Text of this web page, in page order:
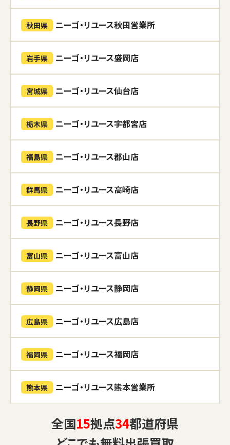
秋田県 ニーゴ・リユース秋田営業所
岩手県 ニーゴ・リユース盛岡店
宮城県 ニーゴ・リユース仙台店
栃木県 ニーゴ・リユース宇都宮店
福島県 ニーゴ・リユース郡山店
群馬県 ニーゴ・リユース高崎店
長野県 ニーゴ・リユース長野店
富山県 ニーゴ・リユース富山店
静岡県 ニーゴ・リユース静岡店
広島県 ニーゴ・リユース広島店
福岡県 ニーゴ・リユース福岡店
熊本県 ニーゴ・リユース熊本営業所
全国15拠点34都道府県